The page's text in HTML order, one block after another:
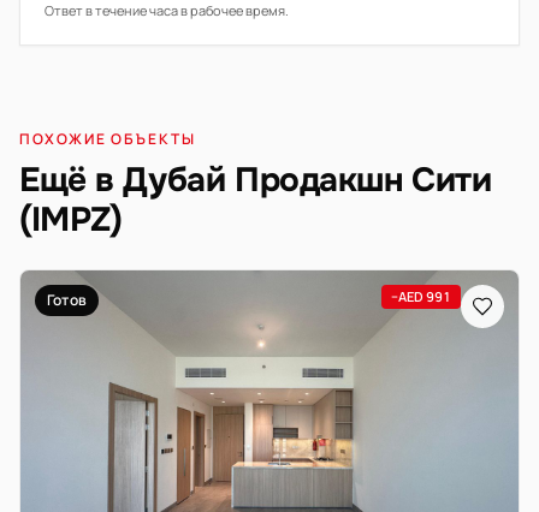
Ответ в течение часа в рабочее время.
ПОХОЖИЕ ОБЪЕКТЫ
Ещё в Дубай Продакшн Сити
(IMPZ)
Готов −AED 991